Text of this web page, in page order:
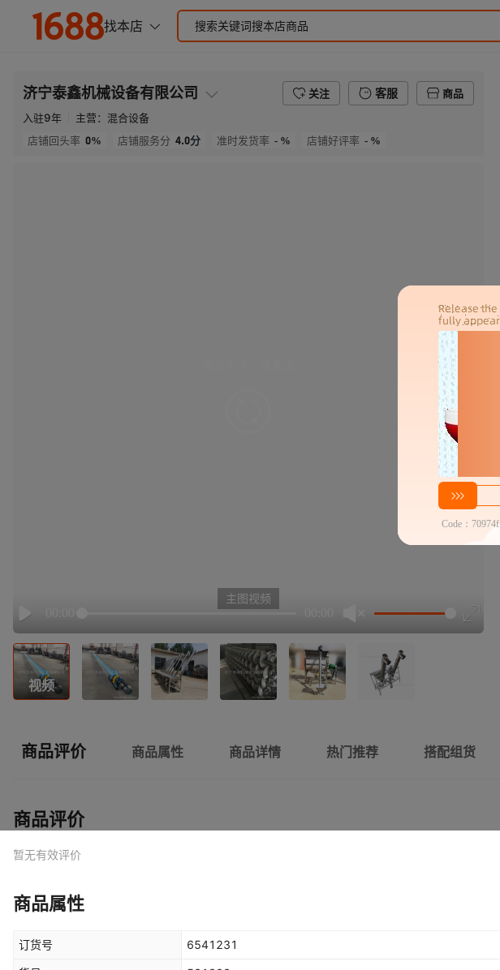
济宁泰鑫机械设备有限公司 关注 客服
商品
入驻9年 主营： 混合设备
店铺回头率 0% 店铺服务分 4.0分 准时发货率 - % 店铺好评率 - %
Play
主图视频
视频
商品评价 商品属性 商品详情 热门推荐 搭配组货
商品评价
暂无有效评价
商品属性
订货号 6541231